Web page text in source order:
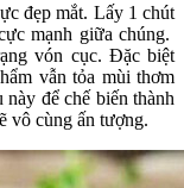
đẹp mắt. Lấy 1 chút
mạnh giữa chúng.
vón cục. Đặc biệt
vẫn tỏa mùi thơm
để chế biến thành
vô cùng ấn tượng.